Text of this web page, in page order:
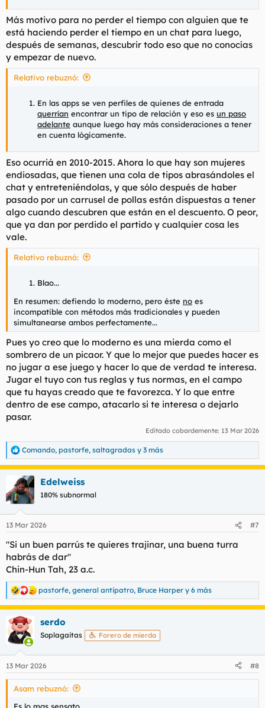
Más motivo para no perder el tiempo con alguien que te
está haciendo perder el tiempo en un chat para luego,
después de semanas, descubrir todo eso que no conocías
y empezar de nuevo.
Relativo rebuznó:
En las apps se ven perfiles de quienes de entrada
querrían encontrar un tipo de relación y eso es un paso
adelante aunque luego hay más consideraciones a tener
en cuenta lógicamente.
Eso ocurriá en 2010-2015. Ahora lo que hay son mujeres
endiosadas, que tienen una cola de tipos abrasándoles el
chat y entreteniéndolas, y que sólo después de haber
pasado por un carrusel de pollas están dispuestas a tener
algo cuando descubren que están en el descuento. O peor,
que ya dan por perdido el partido y cualquier cosa les
vale.
Relativo rebuznó:
Blao...
En resumen: defiendo lo moderno, pero éste no es
incompatible con métodos más tradicionales y pueden
simultanearse ambos perfectamente...
Pues yo creo que lo moderno es una mierda como el
sombrero de un picaor. Y que lo mejor que puedes hacer es
no jugar a ese juego y hacer lo que de verdad te interesa.
Jugar el tuyo con tus reglas y tus normas, en el campo
que tu hayas creado que te favorezca. Y lo que entre
dentro de ese campo, atacarlo si te interesa o dejarlo
pasar.
Editado cobardemente: 13 Mar 2026
R
e
a
c
i
e
:
Comando, pastorfe, saltagradas y 3 más
Edelweiss
180% subnormal
13 Mar 2026 #7
"Si un buen parrús te quieres trajinar, una buena turra
habrás de dar"
Chin-Hun Tah, 23 a.c.
R
e
a
c
c
i
e
s
pastorfe, general antipatro, Bruce Harper y 6 más
serdo
Soplagaitas Forero de mierda
13 Mar 2026 #8
Asam rebuznó:
Es lo mas sensato.